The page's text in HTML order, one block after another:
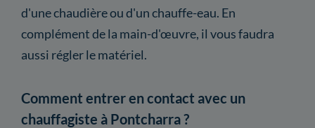
d'une chaudière ou d'un chauffe-eau. En
complément de la main-d'œuvre, il vous faudra
aussi régler le matériel.
Comment entrer en contact avec un
chauffagiste à Pontcharra ?